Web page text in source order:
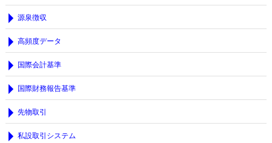
源泉徴収
高頻度データ
国際会計基準
国際財務報告基準
先物取引
私設取引システム